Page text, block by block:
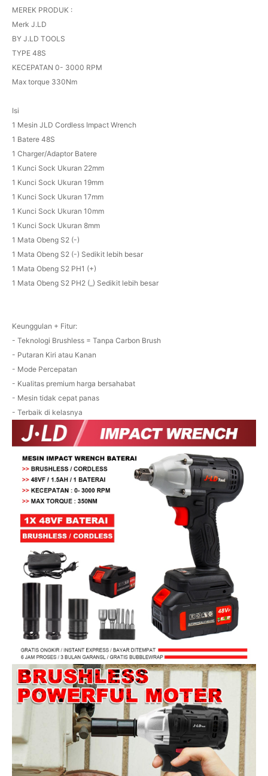
MEREK PRODUK :
Merk J.LD
BY J.LD TOOLS
TYPE 48S
KECEPATAN 0- 3000 RPM
Max torque 330Nm
Isi
1 Mesin JLD Cordless Impact Wrench
1 Batere 48S
1 Charger/Adaptor Batere
1 Kunci Sock Ukuran 22mm
1 Kunci Sock Ukuran 19mm
1 Kunci Sock Ukuran 17mm
1 Kunci Sock Ukuran 10mm
1 Kunci Sock Ukuran 8mm
1 Mata Obeng S2 (-)
1 Mata Obeng S2 (-) Sedikit lebih besar
1 Mata Obeng S2 PH1 (+)
1 Mata Obeng S2 PH2 (_) Sedikit lebih besar
Keunggulan + Fitur:
- Teknologi Brushless = Tanpa Carbon Brush
- Putaran Kiri atau Kanan
- Mode Percepatan
- Kualitas premium harga bersahabat
- Mesin tidak cepat panas
- Terbaik di kelasnya